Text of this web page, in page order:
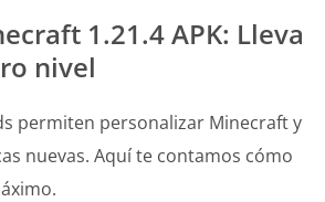
1.21.4 APK: Lleva
nivel
permiten personalizar Minecraft y
nuevas. Aquí te contamos cómo